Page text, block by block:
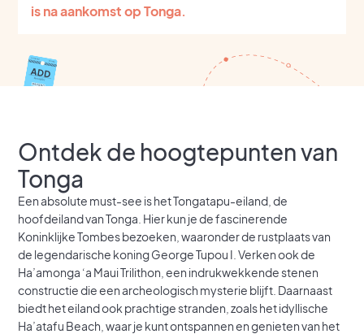
is na aankomst op Tonga.
Ontdek de hoogtepunten van
Tonga
Een absolute must-see is het Tongatapu-eiland, de
hoofdeiland van Tonga. Hier kun je de fascinerende
Koninklijke Tombes bezoeken, waaronder de rustplaats van
de legendarische koning George Tupou I. Verken ook de
Ha’amonga ‘a Maui Trilithon, een indrukwekkende stenen
constructie die een archeologisch mysterie blijft. Daarnaast
biedt het eiland ook prachtige stranden, zoals het idyllische
Ha’atafu Beach, waar je kunt ontspannen en genieten van het